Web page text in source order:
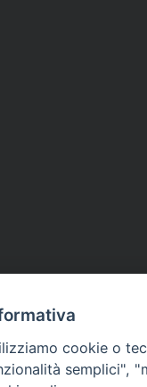
cookie o
semplici",